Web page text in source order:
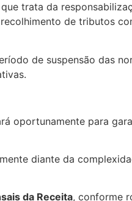
que trata da
de tributos
de suspensão das
oportunamente para
diante da
da Receita, conforme